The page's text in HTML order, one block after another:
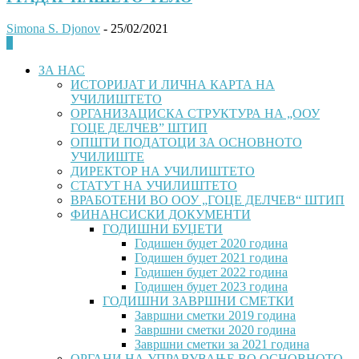
Simona S. Djonov - 25/02/2021
ЗА НАС
ИСТОРИЈАТ И ЛИЧНА КАРТА НА
УЧИЛИШТЕТО
ОРГАНИЗАЦИСКА СТРУКТУРА НА „ООУ
ГОЦЕ ДЕЛЧЕВ” ШТИП
ОПШТИ ПОДАТОЦИ ЗА ОСНОВНОТО
УЧИЛИШТЕ
ДИРЕКТОР НА УЧИЛИШТЕТО
СТАТУТ НА УЧИЛИШТЕТО
ВРАБОТЕНИ ВО ООУ „ГОЦЕ ДЕЛЧЕВ“ ШТИП
ФИНАНСИСКИ ДОКУМЕНТИ
ГОДИШНИ БУЏЕТИ
Годишен буџет 2020 година
Годишен буџет 2021 година
Годишен буџет 2022 година
Годишен буџет 2023 година
ГОДИШНИ ЗАВРШНИ СМЕТКИ
Завршни сметки 2019 година
Завршни сметки 2020 година
Завршни сметки за 2021 година